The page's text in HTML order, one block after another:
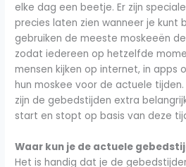
elke dag een beetje. Er zijn
precies laten zien wanneer je kunt
gebruiken de meeste moskeeën
zodat iedereen op hetzelfde
mensen kijken op internet, in apps
hun moskee voor de actuele
zijn de gebedstijden extra
start en stopt op basis van deze
Waar kun je de actuele
Het is handig dat je de